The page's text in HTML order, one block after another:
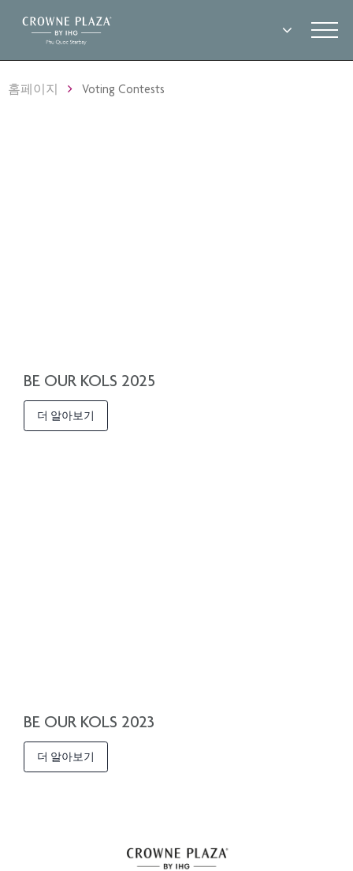
홈페이지 Voting Contests
BE OUR KOLS 2025
더 알아보기
BE OUR KOLS 2023
더 알아보기